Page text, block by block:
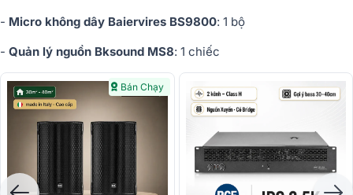
- Micro không dây Baiervires BS9800: 1 bộ
- Quản lý nguồn Bksound MS8: 1 chiếc
Bán Chạy